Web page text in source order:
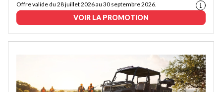
Offre valide du 28 juillet 2026 au 30 septembre 2026.
VOIR LA PROMOTION